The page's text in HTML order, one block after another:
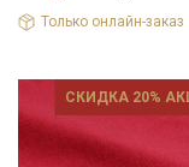
Только онлайн-заказ
СКИДКА 20%
Секретная